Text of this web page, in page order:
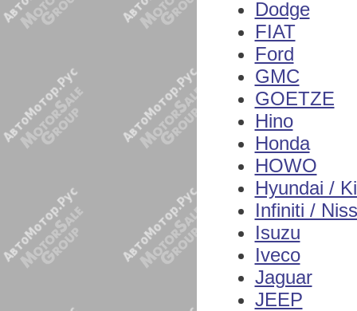
Dodge
FIAT
Ford
GMC
GOETZE
Hino
Honda
HOWO
Hyundai /
Infiniti /
Isuzu
Iveco
Jaguar
JEEP